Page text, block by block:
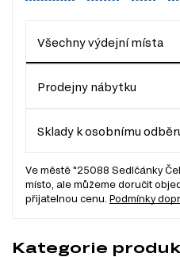
Všechny výdejní místa
Prodejny nábytku
Sklady k osobnímu
Ve městě "25088 Sedlčánky
místo, ale můžeme doručit
přijatelnou cenu. Podmínky
Kategorie